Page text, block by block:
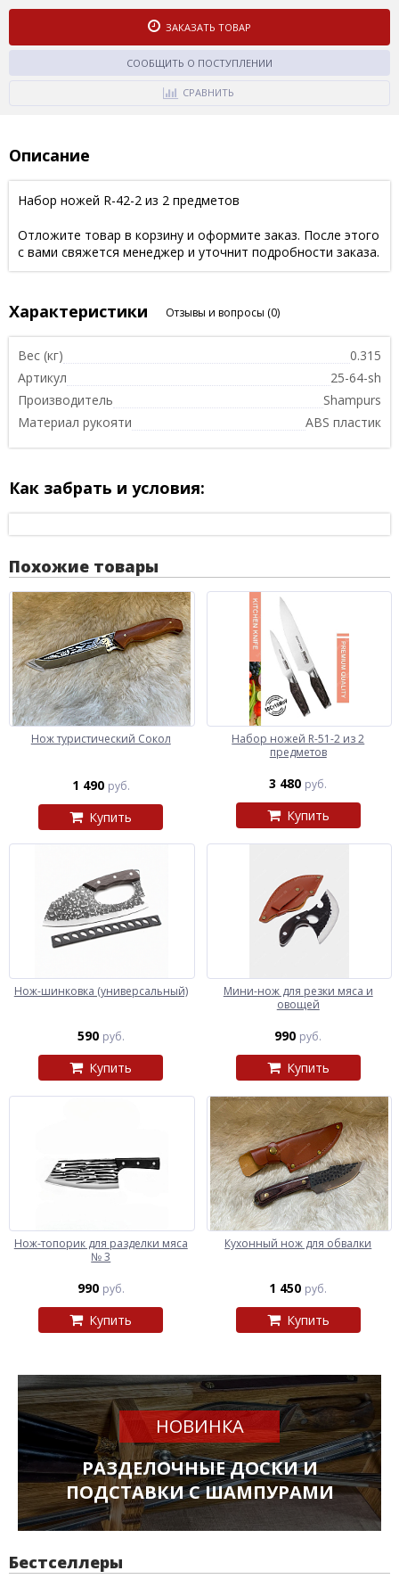
ЗАКАЗАТЬ ТОВАР
СООБЩИТЬ О ПОСТУПЛЕНИИ
СРАВНИТЬ
Описание
Набор ножей R-42-2 из 2 предметов
Отложите товар в корзину и оформите заказ. После этого
с вами свяжется менеджер и уточнит подробности заказа.
Характеристики Отзывы и вопросы (0)
Вес (кг)
0.315
Артикул
25-64-sh
Производитель
Shampurs
Материал рукояти
ABS пластик
Как забрать и условия:
Похожие товары
Нож туристический Сокол
1 490 руб.
Купить
Набор ножей R-51-2 из 2
предметов
3 480 руб.
Купить
Нож-шинковка (универсальный)
590 руб.
Купить
Мини-нож для резки мяса и
овощей
990 руб.
Купить
Нож-топорик для разделки мяса
№ 3
990 руб.
Купить
Кухонный нож для обвалки
1 450 руб.
Купить
НОВИНКА
РАЗДЕЛОЧНЫЕ ДОСКИ И
ПОДСТАВКИ С ШАМПУРАМИ
Бестселлеры